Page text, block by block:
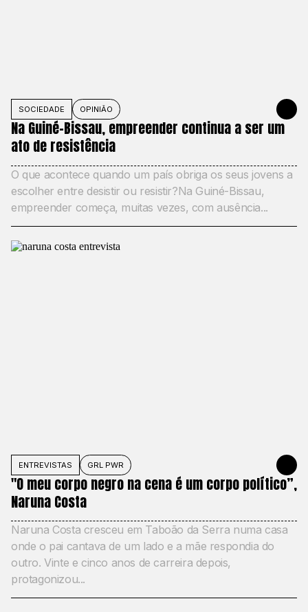
SOCIEDADE OPINIÃO JUNE 1,
Na Guiné-Bissau, empreender continua a ser um
ato de resistência
O que acontece quando um país obriga os seus jovens a
escolher entre desistir ou resistir?Na Guiné-Bissau,
empreender começa, muitas vezes, com ausência...
ENTREVISTAS GRL PWR MAY 31,
"O meu corpo negro na cena é um corpo político”,
Naruna Costa
Naruna Costa cresceu em Taboão da Serra numa casa
onde o pai cantava de um lado e a mãe respondia do
outro. Vinte e cinco anos de carreira depois,
protagonizou...